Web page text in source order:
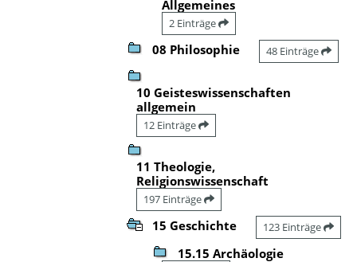
Allgemeines
2 Einträge
08 Philosophie 48 Einträge
10 Geisteswissenschaften
allgemein
12 Einträge
11 Theologie,
Religionswissenschaft
197 Einträge
15 Geschichte 123 Einträge
15.15 Archäologie